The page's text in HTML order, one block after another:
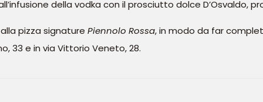
della vodka con il prosciutto dolce D’Osvaldo,
pizza signature Piennolo Rossa, in modo da far
33 e in via Vittorio Veneto, 28.